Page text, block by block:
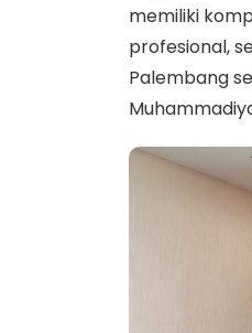
memiliki
profesional,
Palembang